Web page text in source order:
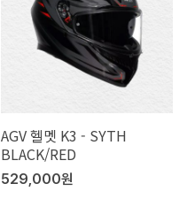
AGV 헬멧 K3 - SYTH
BLACK/RED
529,000원